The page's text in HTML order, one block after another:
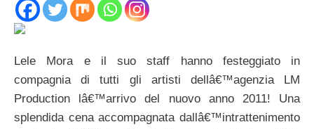
Lele Mora e il suo staff hanno festeggiato in
compagnia di tutti gli artisti dellâ€™agenzia LM
Production lâ€™arrivo del nuovo anno 2011! Una
splendida cena accompagnata dallâ€™intrattenimento